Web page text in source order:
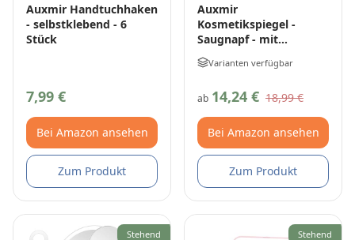
Auxmir Handtuchhaken
- selbstklebend - 6
Stück
7,99 €
Bei Amazon ansehen
Zum Produkt
Auxmir
Kosmetikspiegel -
Saugnapf - mit
Beleuchtung
Varianten verfügbar
ab 14,24 € 18,99 €
Bei Amazon ansehen
Zum Produkt
Stehend Stehend